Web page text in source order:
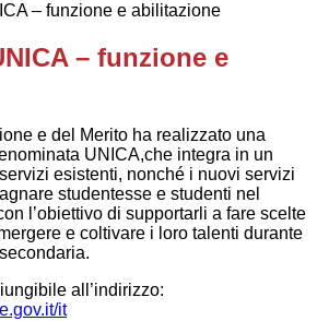
– funzione e abilitazione
– funzione e
e del Merito ha realizzato una
UNICA,che integra in un
esistenti, nonché i nuovi servizi
studentesse e studenti nel
l’obiettivo di supportarli a fare scelte
e coltivare i loro talenti durante
all’indirizzo:
it